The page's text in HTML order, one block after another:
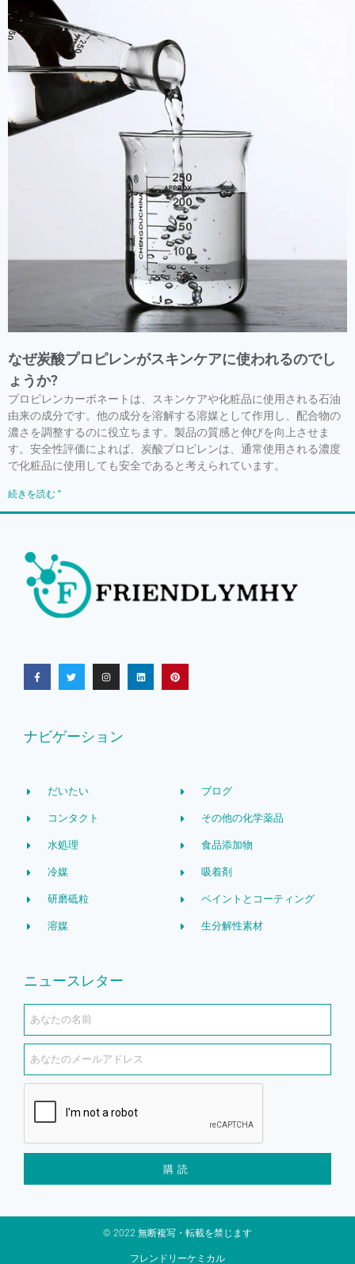
なぜ炭酸プロピレンがスキンケアに使われるのでし
ょうか?
プロピレンカーボネートは、スキンケアや化粧品に使用される石油
由来の成分です。他の成分を溶解する溶媒として作用し、配合物の
濃さを調整するのに役立ちます。製品の質感と伸びを向上させま
す。安全性評価によれば、炭酸プロピレンは、通常使用される濃度
で化粧品に使用しても安全であると考えられています。
続きを読む "
ナビゲーション
だいたい
コンタクト
水処理
冷媒
研磨砥粒
溶媒
ブログ
その他の化学薬品
食品添加物
吸着剤
ペイントとコーティング
生分解性素材
ニュースレター
購読
© 2022 無断複写・転載を禁じます
フレンドリーケミカル